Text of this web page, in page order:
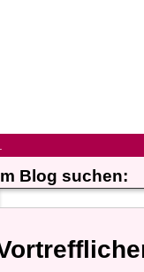
Blog suchen: